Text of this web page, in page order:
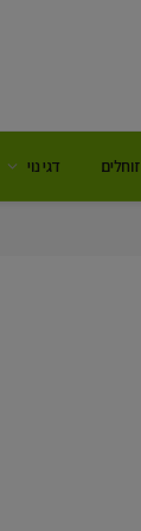
זוחלים דגי נוי